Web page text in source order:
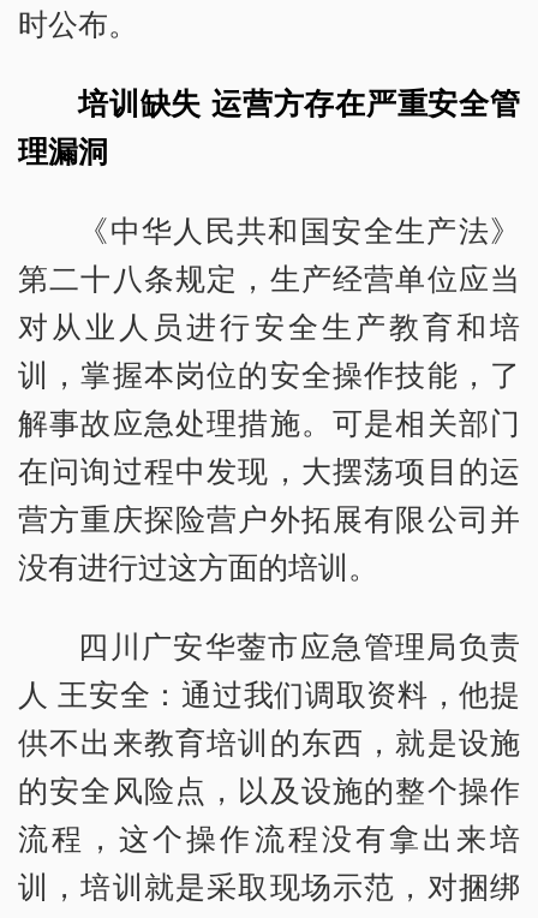
时公布。
培训缺失 运营方存在严重安全管
理漏洞
《中华人民共和国安全生产法》
第二十八条规定，生产经营单位应当
对从业人员进行安全生产教育和培
训，掌握本岗位的安全操作技能，了
解事故应急处理措施。可是相关部门
在问询过程中发现，大摆荡项目的运
营方重庆探险营户外拓展有限公司并
没有进行过这方面的培训。
四川广安华蓥市应急管理局负责
人 王安全：通过我们调取资料，他提
供不出来教育培训的东西，就是设施
的安全风险点，以及设施的整个操作
流程，这个操作流程没有拿出来培
训，培训就是采取现场示范，对捆绑